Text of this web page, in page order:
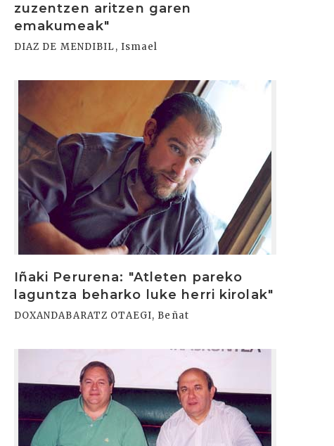
zuzentzen aritzen garen
emakumeak"
DIAZ DE MENDIBIL, Ismael
Iñaki Perurena: "Atleten pareko
laguntza beharko luke herri kirolak"
DOXANDABARATZ OTAEGI, Beñat